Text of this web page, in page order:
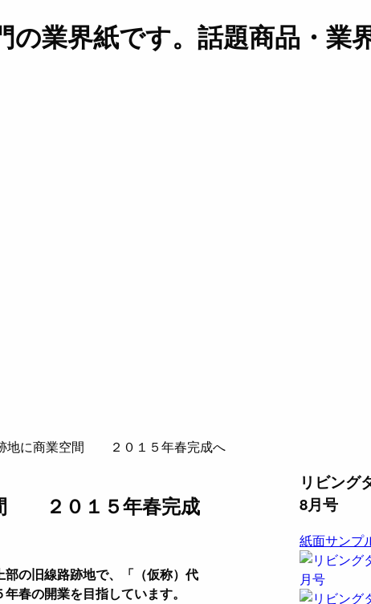
業界紙です。話題商品・業
地に商業空間 ２０１５年春完成へ
２０１５年春完成
の旧線路跡地で、「（仮称）代
春の開業を目指しています。
リビング
8月号
紙面サンプ